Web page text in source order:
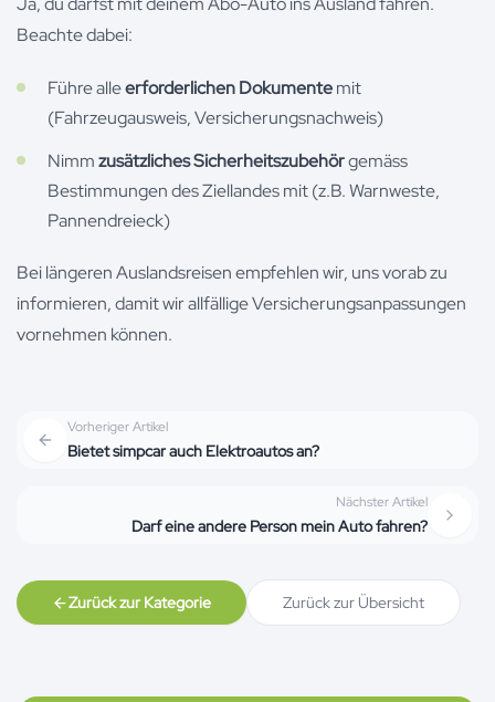
Beachte dabei:
Führe alleerforderlichen Dokumentemit
(Fahrzeugausweis, Versicherungsnachweis)
Nimmzusätzliches Sicherheitszubehörgemäss
Bestimmungen des Ziellandes mit (z.B. Warnweste,
Pannendreieck)
Bei längeren Auslandsreisen empfehlen wir, uns vorab zu
informieren, damit wir allfällige Versicherungsanpassungen
vornehmen können.
Vorheriger Artikel
Bietet simpcar auch Elektroautos an?
Nächster Artikel
Darf eine andere Person mein Auto fahren?
Zurück zur Kategorie Zurück zur Übersicht